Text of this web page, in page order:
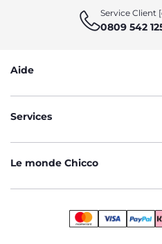
Service Client
0809 542
Aide
Services
Le monde Chicco